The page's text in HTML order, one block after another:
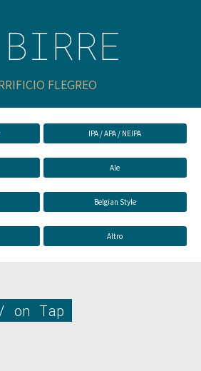
BIRRE
FLEGREO
IPA / APA / NEIPA
Ale
Belgian Style
Altro
on Tap